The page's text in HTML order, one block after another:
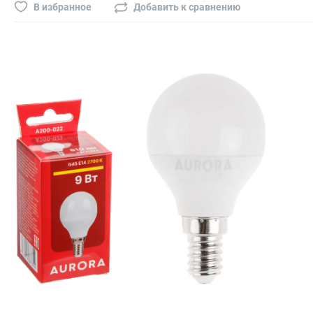
Электроды, сварочная техника
Электроды сварочные
Инверторы, сварочная техника
Маски сварщика
Резаки
Зеркало сварщика
В избранное Добавить к сравнению